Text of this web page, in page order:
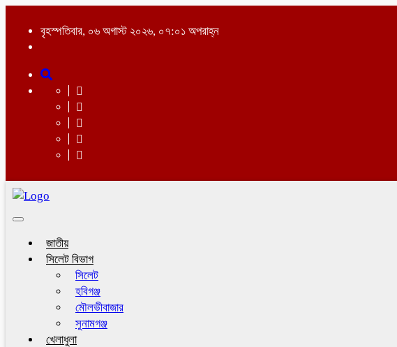
বৃহস্পতিবার, ০৬ অগাস্ট ২০২৬, ০৭:০১ অপরাহ্ন
Toggle
জাতীয়
সিলেট বিভাগ
সিলেট
হবিগঞ্জ
মৌলভীবাজার
সুনামগঞ্জ
খেলাধুলা